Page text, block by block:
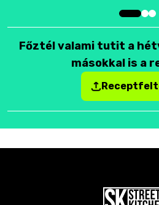
Főztél valami tutit a
másokkal is a